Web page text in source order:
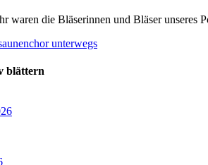
waren die Bläserinnen und Bläser unseres
unterwegs
blättern